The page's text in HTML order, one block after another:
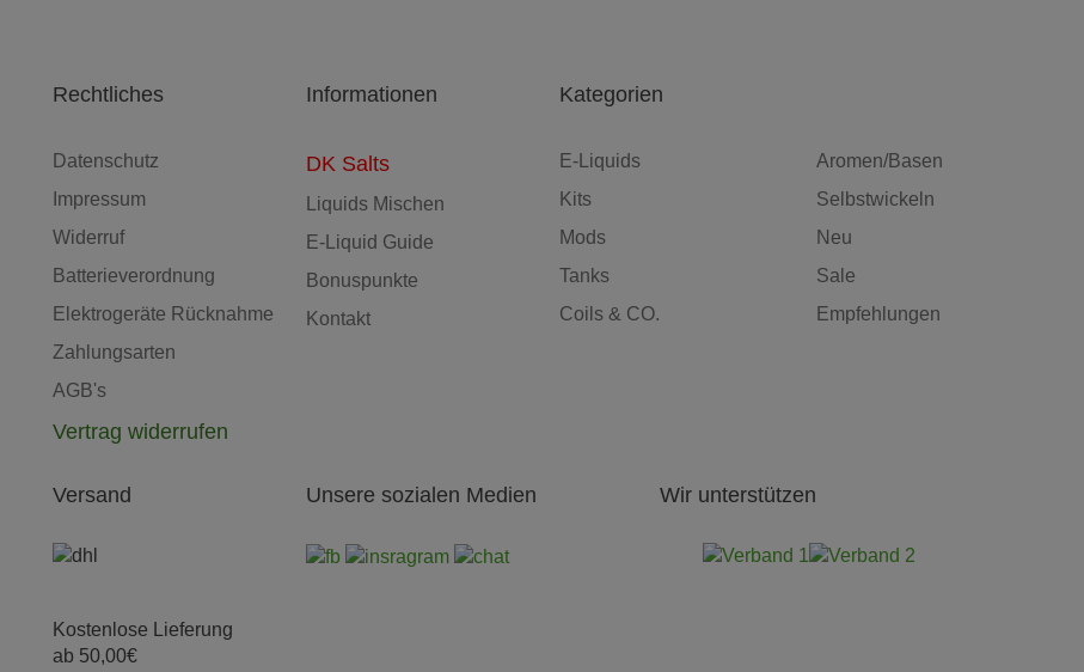
Rechtliches
Datenschutz
Impressum
Widerruf
Batterieverordnung
Elektrogeräte Rücknahme
Zahlungsarten
AGB's
Vertrag widerrufen
Informationen
DK Salts
Liquids Mischen
E-Liquid Guide
Bonuspunkte
Kontakt
Kategorien
E-Liquids
Kits
Mods
Tanks
Coils & CO.
Aromen/Basen
Selbstwickeln
Neu
Sale
Empfehlungen
Versand
Kostenlose Lieferung
ab 50,00€
Unsere sozialen Medien Wir unterstützen